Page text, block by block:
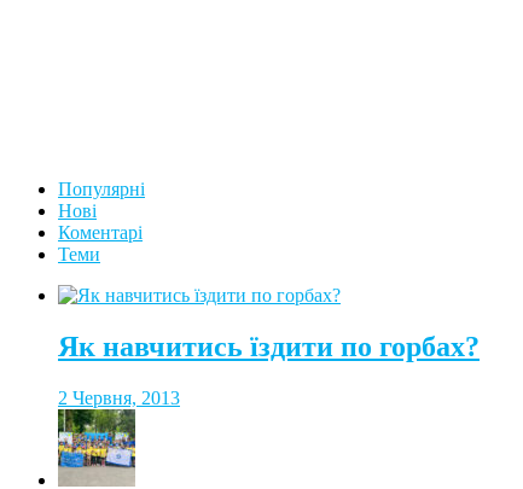
Популярні
Нові
Коментарі
Теми
Як навчитись їздити по горбах?
2 Червня, 2013